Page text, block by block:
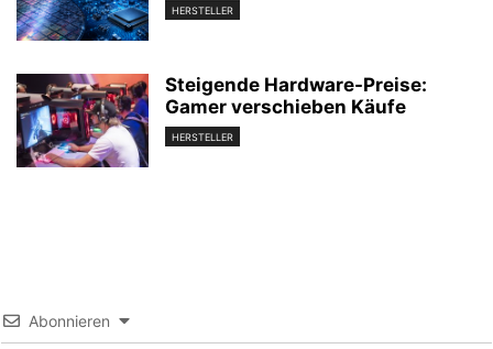
HERSTELLER
Steigende Hardware-Preise:
Gamer verschieben Käufe
HERSTELLER
Abonnieren